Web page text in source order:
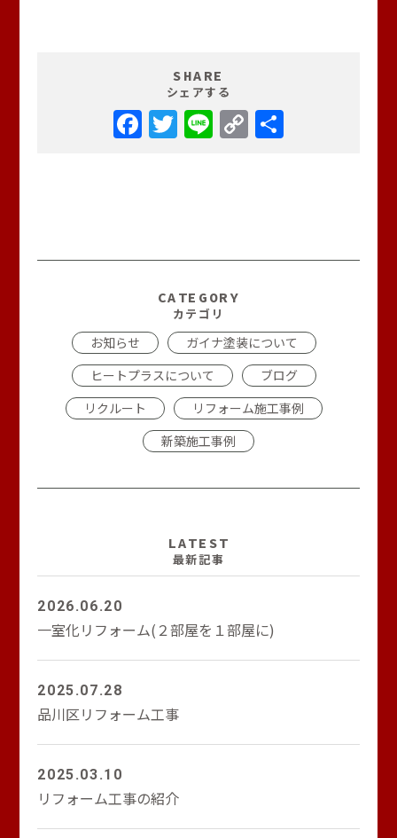
SHARE
シェアする
Facebook
Twitter
LineCopy
Link
CATEGORY
カテゴリ
お知らせ
ガイナ塗装について
ヒートプラスについて
ブログ
リクルート
リフォーム施工事例
新築施工事例
LATEST
最新記事
2026.06.20
一室化リフォーム(２部屋を１部屋に)
2025.07.28
品川区リフォーム工事
2025.03.10
リフォーム工事の紹介